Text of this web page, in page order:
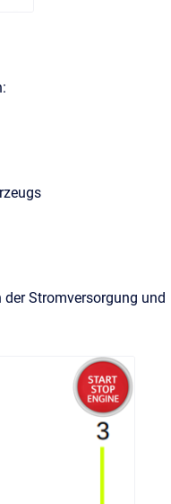
Stromversorgung und